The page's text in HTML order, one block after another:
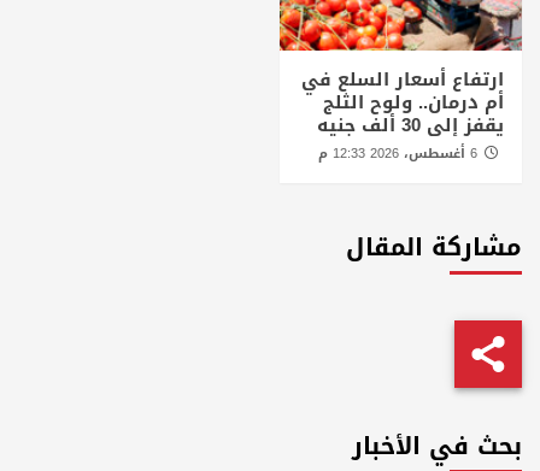
ارتفاع أسعار السلع في
أم درمان.. ولوح الثلج
يقفز إلى 30 ألف جنيه
مشاركة المقال
بحث في الأخبار